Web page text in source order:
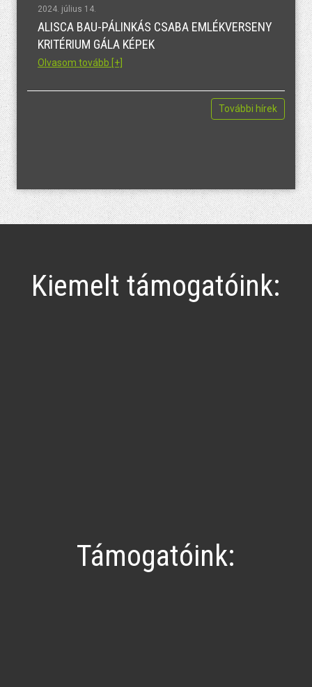
2024. július 14.
ALISCA BAU-PÁLINKÁS CSABA EMLÉKVERSENY
KRITÉRIUM GÁLA KÉPEK
Olvasom tovább [+]
További hírek
Kiemelt támogatóink:
Támogatóink: